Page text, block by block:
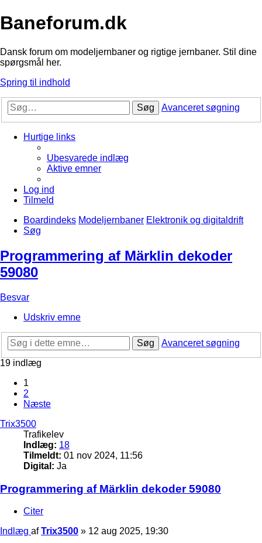
Baneforum.dk
Dansk forum om modeljernbaner og rigtige jernbaner. Stil dine
spørgsmål her.
Spring til indhold
Søg Avanceret søgning
Hurtige links
Ubesvarede indlæg
Aktive emner
Log ind
Tilmeld
Boardindeks Modeljernbaner Elektronik og digitaldrift
Søg
Programmering af Märklin dekoder
59080
Besvar
Udskriv emne
Søg
Avanceret søgning
19 indlæg
1
2
Næste
Trix3500
Trafikelev
Indlæg: 18
Tilmeldt: 01 nov 2024, 11:56
Digital: Ja
Programmering af Märklin dekoder 59080
Citer
Indlæg afTrix3500 » 12 aug 2025, 19:30